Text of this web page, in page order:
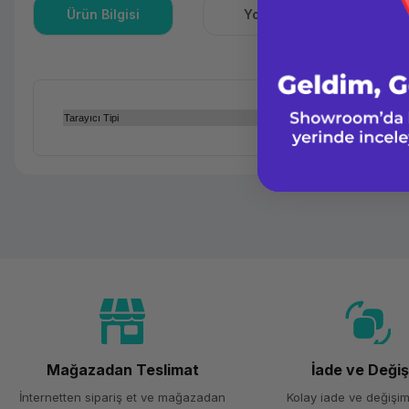
Ürün Bilgisi Yorumlar
Tarayıcı Tipi
Mağazadan Teslimat
İnternetten sipariş et ve mağazadan
İade ve
Kolay iade ve